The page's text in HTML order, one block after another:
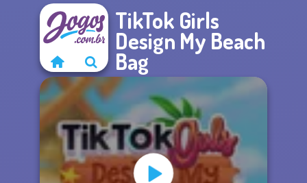
TikTok Girls
Design My Beach
Bag